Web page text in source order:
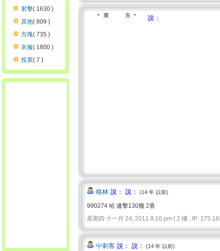
射擊( 1630 )
其他( 809 )
方塊( 735 )
衣服( 1800 )
投票( 7 )
說：
格林 說： 說： (14 年 以前)
990274 哈 連擊130幾 2香
星期四 十一月 24, 2011 8:10 pm ( 2 樓 , IP:
屮刺客 說： 說： (14 年 以前)